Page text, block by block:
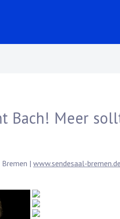
Bach! Meer
| www.sendesaal-bremen.de